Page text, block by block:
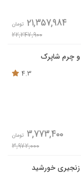
21,357,984 تومان
22,247,900
و چرم شاپرک
4.3
3,773,400 تومان
3,972,000
زنجیری خورشید